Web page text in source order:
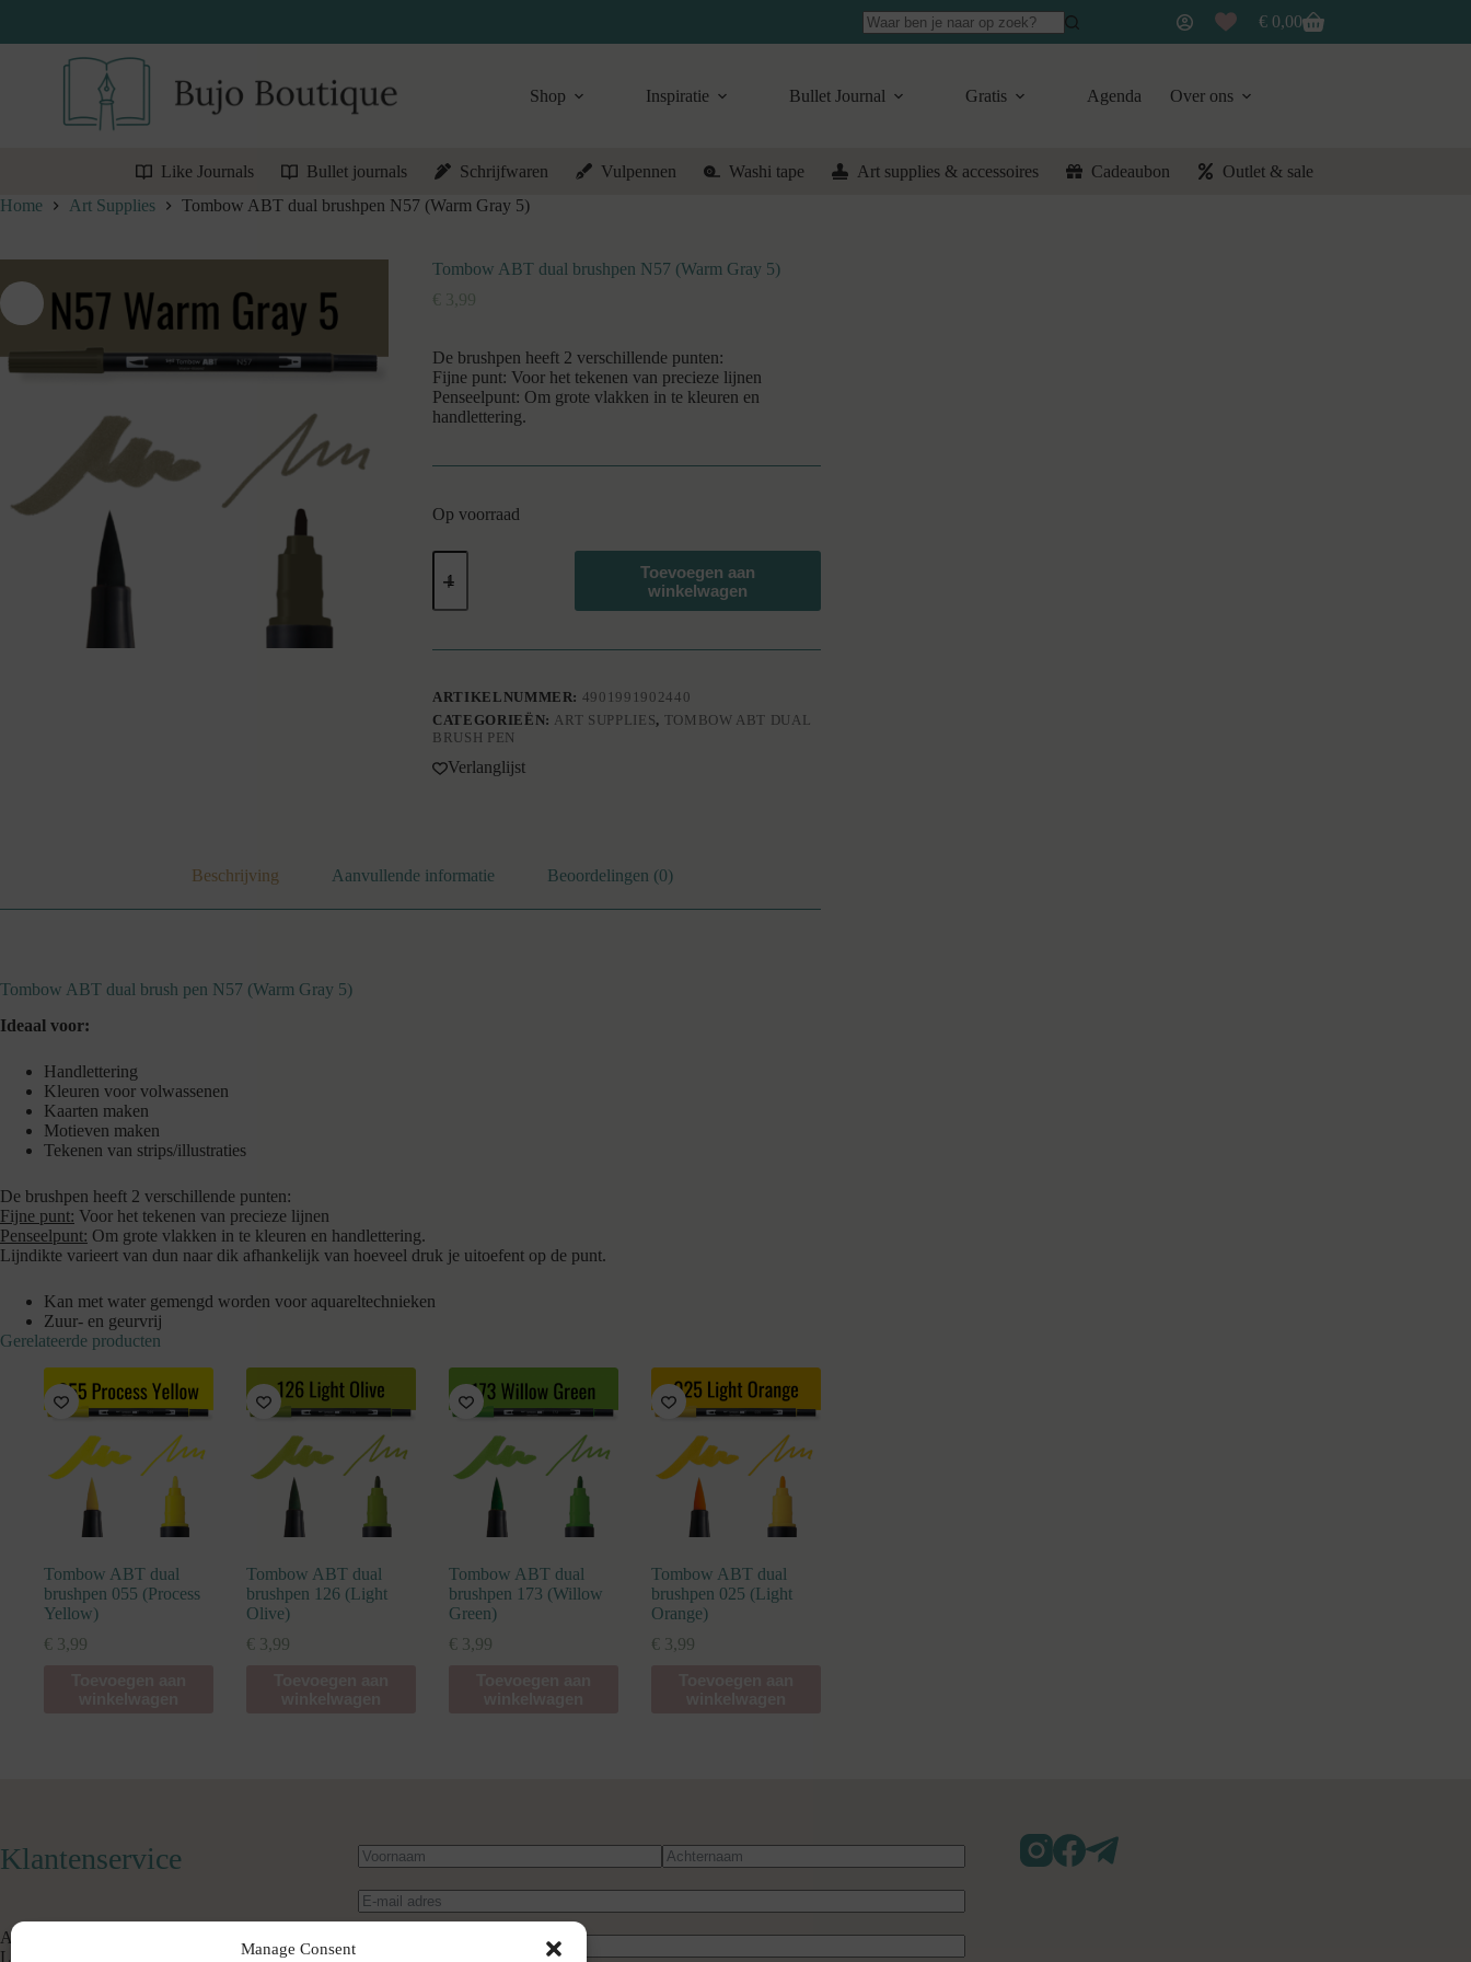
Manage Consent
de
Geen
Winkelwagen
€0,00
Shop Inspiratie Bullet Journal Gratis Agenda Over ons
Like Journals Bullet journals Schrijfwaren Vulpennen Washi tape Art supplies & accessoires Cadeaubon
Outlet & sale
Home
Art Supplies Tombow ABT dual brushpen N57 (Warm Gray 5)
Tombow ABT dual brushpen N57 (Warm Gray 5)
€
3,99
De brushpen heeft 2 verschillende punten:
Fijne punt: Voor het tekenen van precieze lijnen
Penseelpunt: Om grote vlakken in te kleuren en
handlettering.
Op voorraad
Tombow
ABT
brushpen
(Warm
5)
aantal
Toevoegen aan
winkelwagen
ARTIKELNUMMER: 4901991902440
CATEGORIEËN: ART SUPPLIES, TOMBOW ABT DUAL
BRUSH PEN
Verlanglijst
Beschrijving Aanvullende informatie Beoordelingen (0)
Tombow ABT dual brush pen N57 (Warm Gray 5)
Ideaal voor:
Handlettering
Kleuren voor volwassenen
Kaarten maken
Motieven maken
Tekenen van strips/illustraties
De brushpen heeft 2 verschillende punten:
Fijne punt: Voor het tekenen van precieze lijnen
Penseelpunt: Om grote vlakken in te kleuren en handlettering.
Lijndikte varieert van dun naar dik afhankelijk van hoeveel druk je uitoefent op de punt.
Kan met water gemengd worden voor aquareltechnieken
Zuur- en geurvrij
Gerelateerde producten
Tombow ABT dual
brushpen 055 (Process
Yellow)
€ 3,99
Tombow ABT dual
brushpen 126 (Light
Olive)
€ 3,99
Tombow ABT dual
brushpen 173 (Willow
Green)
€ 3,99
Tombow ABT dual
brushpen 025 (Light
Orange)
€ 3,99
Klantenservice
Algemene Voorwaarden
Levertijd & Verzendkosten